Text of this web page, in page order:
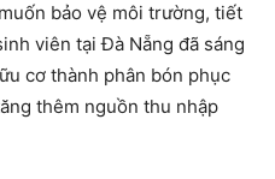
bảo vệ môi trường, tiết
viên tại Đà Nẵng đã sáng
cơ thành phân bón phục
thêm nguồn thu nhập